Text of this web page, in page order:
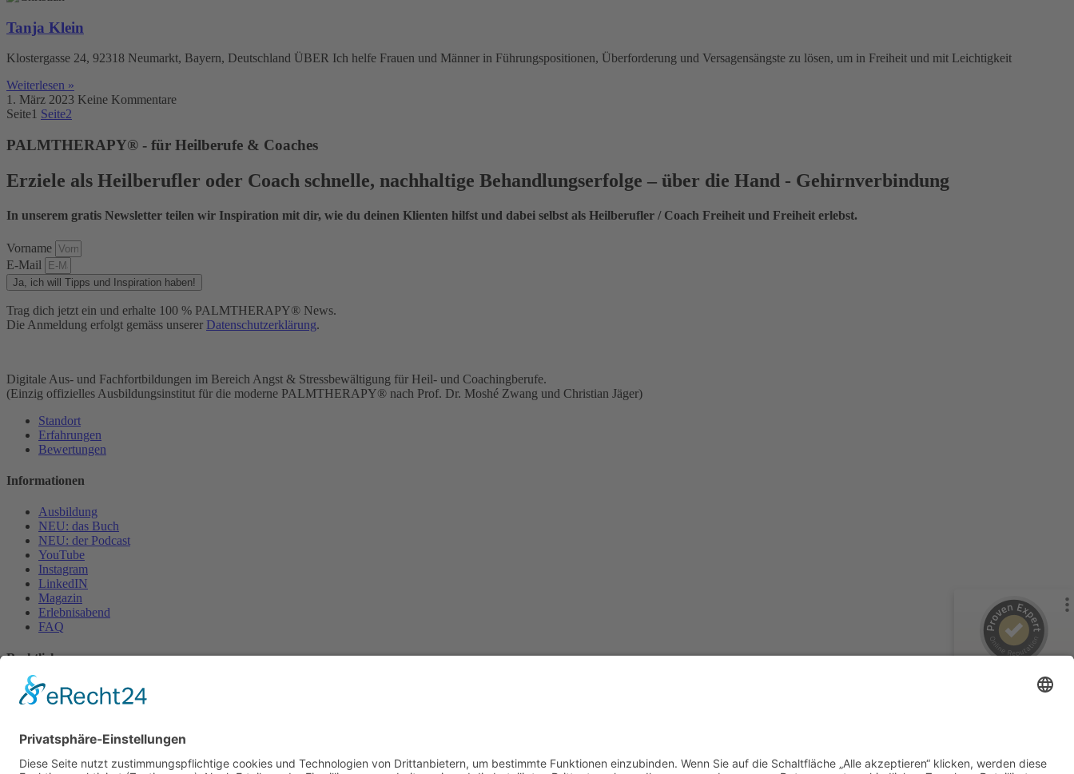
Tanja Klein
Klostergasse 24, 92318 Neumarkt, Bayern, Deutschland ÜBER Ich helfe Frauen und Männer in Führungspositionen, Überforderung und Versagensängste zu lösen, um in Freiheit und mit Leichtigkeit
Weiterlesen »
1. März 2023 Keine Kommentare
Seite1 Seite2
PALMTHERAPY® - für Heilberufe & Coaches
Erziele als Heilberufler oder Coach schnelle, nachhaltige Behandlungserfolge – über die Hand - Gehirnverbindung
In unserem gratis Newsletter teilen wir Inspiration mit dir, wie du deinen Klienten hilfst und dabei selbst als Heilberufler / Coach Freiheit und Freiheit erlebst.
Vorname
E-Mail
Ja, ich will Tipps und Inspiration haben!
Trag dich jetzt ein und erhalte 100 % PALMTHERAPY® News.
Die Anmeldung erfolgt gemäss unserer Datenschutzerklärung.
Digitale Aus- und Fachfortbildungen im Bereich Angst & Stressbewältigung für Heil- und Coachingberufe.
(Einzig offizielles Ausbildungsinstitut für die moderne PALMTHERAPY® nach Prof. Dr. Moshé Zwang und Christian Jäger)
Standort
Erfahrungen
Bewertungen
Informationen
Ausbildung
NEU: das Buch
NEU: der Podcast
YouTube
Instagram
LinkedIN
Magazin
Erlebnisabend
FAQ
Rechtliches
Datenschutzerklärung
Impressum
Cookie-Einstellungen
SEHR GUT
52Kundenbewertungen
35
Bewertungen auf
ProvenExpert.com
anderen Quellen
Die Ausbildung bei der Palmtherapy
Academy unter Christian und Jana Jäger ist